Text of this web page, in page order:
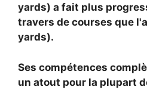
yards) a fait plus
travers de courses que
yards).
Ses compétences
un atout pour la plupart